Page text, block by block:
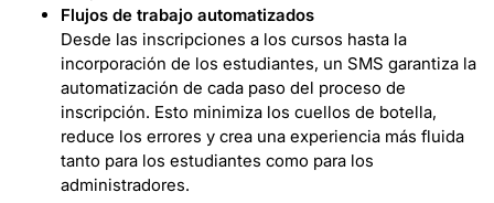
Flujos de trabajo automatizados
Desde las inscripciones a los cursos hasta la
incorporación de los estudiantes, un SMS garantiza la
automatización de cada paso del proceso de
inscripción. Esto minimiza los cuellos de botella,
reduce los errores y crea una experiencia más fluida
tanto para los estudiantes como para los
administradores.